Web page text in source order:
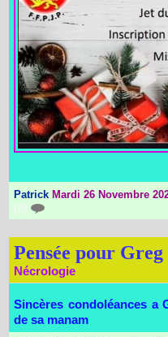
Patrick Mardi 26 Novembre
{0}
Pensée pour Greg
Nécrologie
Sincères condoléances a
de sa manam